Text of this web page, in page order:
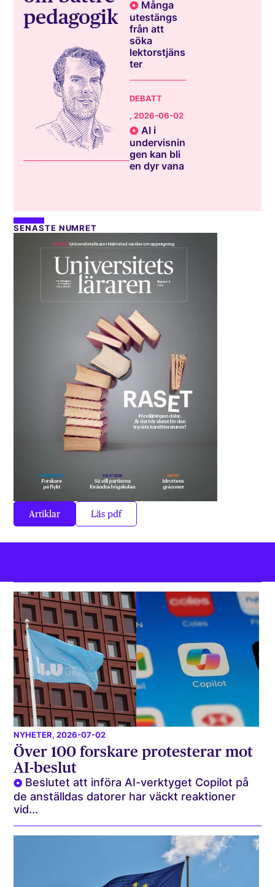
pedagogik
Många
utestängs
från att
söka
lektorstjäns
ter
DEBATT
, 2026-06-02
AI i
undervisnin
gen kan bli
en dyr vana
SENASTE NUMRET
Artiklar Läs pdf
NYHETER, 2026-07-02
Över 100 forskare protesterar mot
AI-beslut
Beslutet att införa AI-verktyget Copilot på
de anställdas datorer har väckt reaktioner
vid...